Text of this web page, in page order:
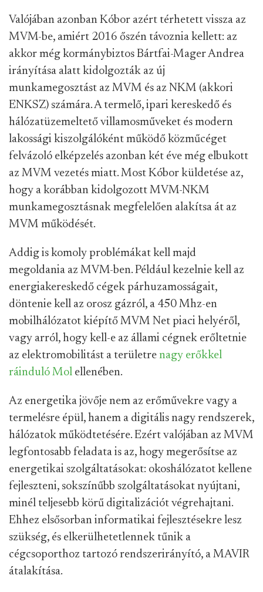
Valójában azonban Kóbor azért térhetett vissza az
MVM-be, amiért 2016 őszén távoznia kellett: az
akkor még kormánybiztos Bártfai-Mager Andrea
irányítása alatt kidolgozták az új
munkamegosztást az MVM és az NKM (akkori
ENKSZ) számára. A termelő, ipari kereskedő és
hálózatüzemeltető villamosműveket és modern
lakossági kiszolgálóként működő közműcéget
felvázoló elképzelés azonban két éve még elbukott
az MVM vezetés miatt. Most Kóbor küldetése az,
hogy a korábban kidolgozott MVM-NKM
munkamegosztásnak megfelelően alakítsa át az
MVM működését.
Addig is komoly problémákat kell majd
megoldania az MVM-ben. Például kezelnie kell az
energiakereskedő cégek párhuzamosságait,
döntenie kell az orosz gázról, a 450 Mhz-en
mobilhálózatot kiépítő MVM Net piaci helyéről,
vagy arról, hogy kell-e az állami cégnek erőltetnie
az elektromobilitást a területre nagy erőkkel
ráinduló Mol ellenében.
Az energetika jövője nem az erőművekre vagy a
termelésre épül, hanem a digitális nagy rendszerek,
hálózatok működtetésére. Ezért valójában az MVM
legfontosabb feladata is az, hogy megerősítse az
energetikai szolgáltatásokat: okoshálózatot kellene
fejleszteni, sokszínűbb szolgáltatásokat nyújtani,
minél teljesebb körű digitalizációt végrehajtani.
Ehhez elsősorban informatikai fejlesztésekre lesz
szükség, és elkerülhetetlennek tűnik a
cégcsoporthoz tartozó rendszerirányító, a MAVIR
átalakítása.